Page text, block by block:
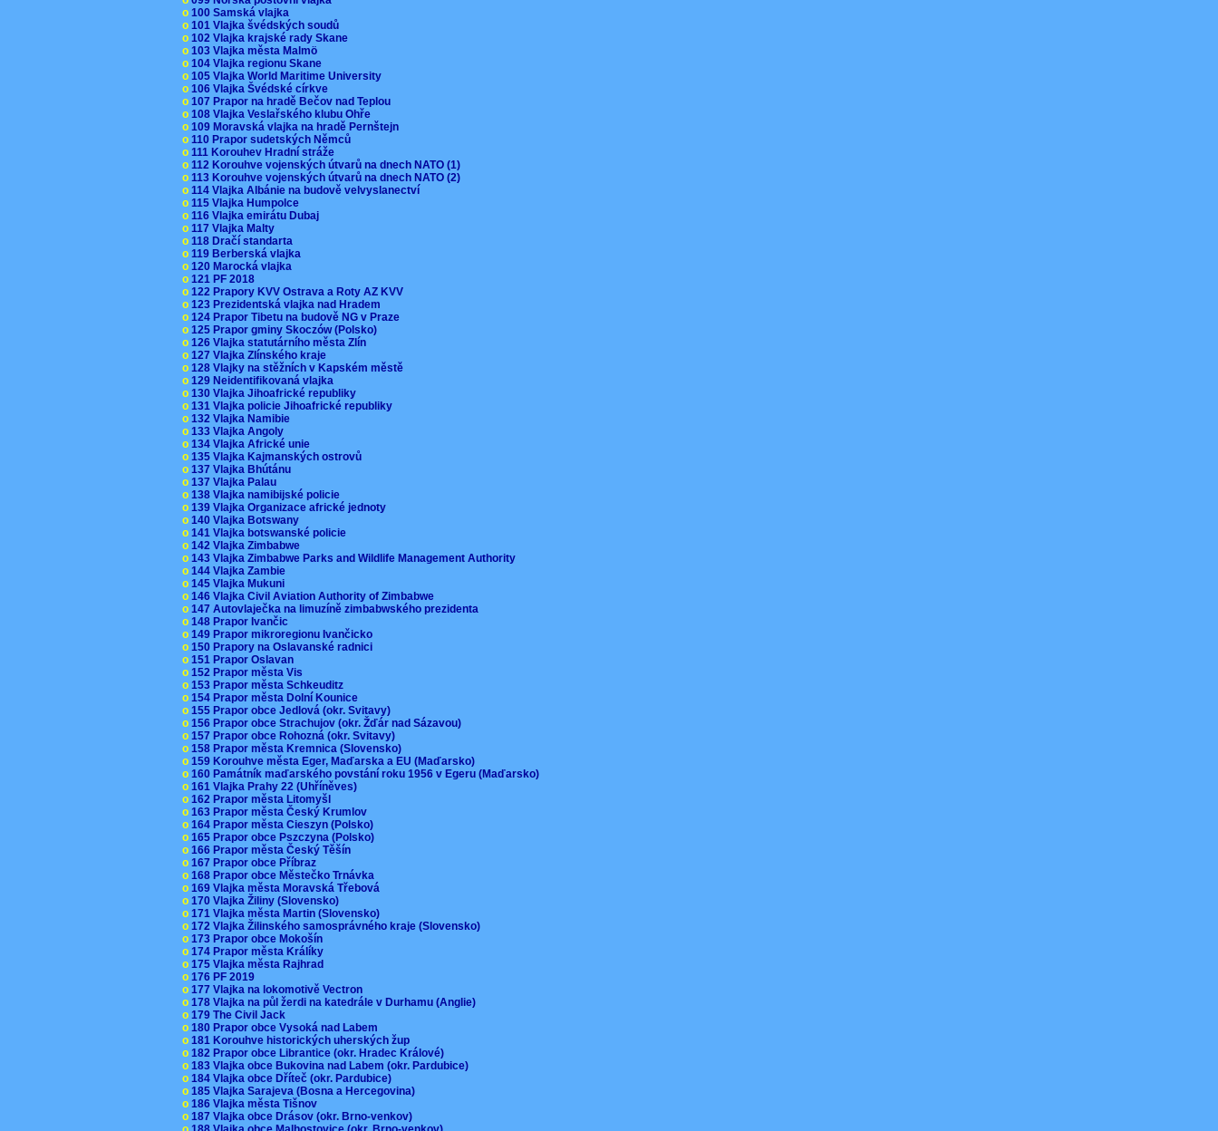
o 100 Samská vlajka
o 101 Vlajka švédských soudů
o 102 Vlajka krajské rady Skane
o 103 Vlajka města Malmö
o 104 Vlajka regionu Skane
o 105 Vlajka World Maritime University
o 106 Vlajka Švédské církve
o 107 Prapor na hradě Bečov nad Teplou
o 108 Vlajka Veslařského klubu Ohře
o 109 Moravská vlajka na hradě Pernštejn
o 110 Prapor sudetských Němců
o 111 Korouhev Hradní stráže
o 112 Korouhve vojenských útvarů na dnech NATO (1)
o 113 Korouhve vojenských útvarů na dnech NATO (2)
o 114 Vlajka Albánie na budově velvyslanectví
o 115 Vlajka Humpolce
o 116 Vlajka emirátu Dubaj
o 117 Vlajka Malty
o 118 Dračí standarta
o 119 Berberská vlajka
o 120 Marocká vlajka
o 121 PF 2018
o 122 Prapory KVV Ostrava a Roty AZ KVV
o 123 Prezidentská vlajka nad Hradem
o 124 Prapor Tibetu na budově NG v Praze
o 125 Prapor gminy Skoczów (Polsko)
o 126 Vlajka statutárního města Zlín
o 127 Vlajka Zlínského kraje
o 128 Vlajky na stěžních v Kapském městě
o 129 Neidentifikovaná vlajka
o 130 Vlajka Jihoafrické republiky
o 131 Vlajka policie Jihoafrické republiky
o 132 Vlajka Namibie
o 133 Vlajka Angoly
o 134 Vlajka Africké unie
o 135 Vlajka Kajmanských ostrovů
o 137 Vlajka Bhútánu
o 137 Vlajka Palau
o 138 Vlajka namibijské policie
o 139 Vlajka Organizace africké jednoty
o 140 Vlajka Botswany
o 141 Vlajka botswanské policie
o 142 Vlajka Zimbabwe
o 143 Vlajka Zimbabwe Parks and Wildlife Management Authority
o 144 Vlajka Zambie
o 145 Vlajka Mukuni
o 146 Vlajka Civil Aviation Authority of Zimbabwe
o 147 Autovlaječka na limuzíně zimbabwského prezidenta
o 148 Prapor Ivančic
o 149 Prapor mikroregionu Ivančicko
o 150 Prapory na Oslavanské radnici
o 151 Prapor Oslavan
o 152 Prapor města Vis
o 153 Prapor města Schkeuditz
o 154 Prapor města Dolní Kounice
o 155 Prapor obce Jedlová (okr. Svitavy)
o 156 Prapor obce Strachujov (okr. Žďár nad Sázavou)
o 157 Prapor obce Rohozná (okr. Svitavy)
o 158 Prapor města Kremnica (Slovensko)
o 159 Korouhve města Eger, Maďarska a EU (Maďarsko)
o 160 Památník maďarského povstání roku 1956 v Egeru (Maďarsko)
o 161 Vlajka Prahy 22 (Uhříněves)
o 162 Prapor města Litomyšl
o 163 Prapor města Český Krumlov
o 164 Prapor města Cieszyn (Polsko)
o 165 Prapor obce Pszczyna (Polsko)
o 166 Prapor města Český Těšín
o 167 Prapor obce Příbraz
o 168 Prapor obce Městečko Trnávka
o 169 Vlajka města Moravská Třebová
o 170 Vlajka Žiliny (Slovensko)
o 171 Vlajka města Martin (Slovensko)
o 172 Vlajka Žilinského samosprávného kraje (Slovensko)
o 173 Prapor obce Mokošín
o 174 Prapor města Králíky
o 175 Vlajka města Rajhrad
o 176 PF 2019
o 177 Vlajka na lokomotivě Vectron
o 178 Vlajka na půl žerdi na katedrále v Durhamu (Anglie)
o 179 The Civil Jack
o 180 Prapor obce Vysoká nad Labem
o 181 Korouhve historických uherských žup
o 182 Prapor obce Librantice (okr. Hradec Králové)
o 183 Vlajka obce Bukovina nad Labem (okr. Pardubice)
o 184 Vlajka obce Dříteč (okr. Pardubice)
o 185 Vlajka Sarajeva (Bosna a Hercegovina)
o 186 Vlajka města Tišnov
o 187 Vlajka obce Drásov (okr. Brno-venkov)